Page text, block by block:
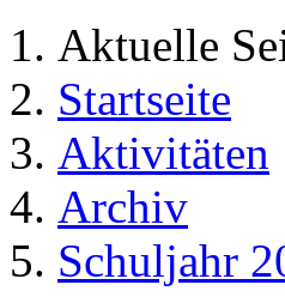
Aktuelle
Startseite
Aktivitäten
Archiv
Schuljahr